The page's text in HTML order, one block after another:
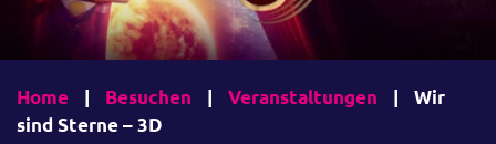
Home | Besuchen | Veranstaltungen |
Wir
sind Sterne – 3D